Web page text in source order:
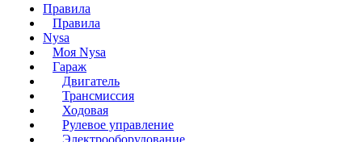
Правила
Правила
Nysa
Моя Nysa
Гараж
Двигатель
Трансмиссия
Ходовая
Рулевое управление
Электрооборудование